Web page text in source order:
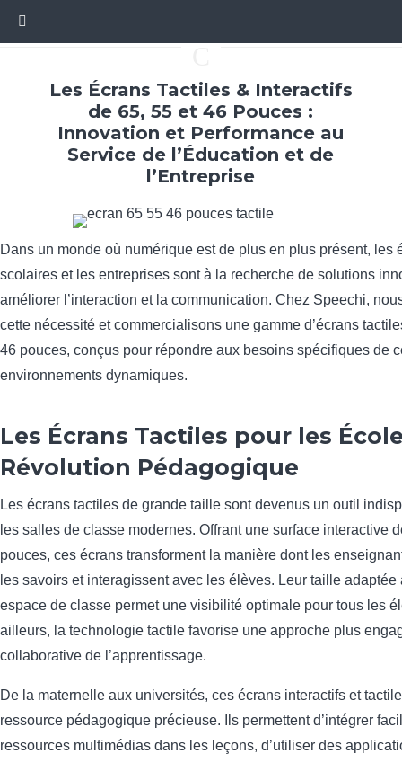
Les Écrans Tactiles & Interactifs
de 65, 55 et 46 Pouces :
Innovation et Performance au
Service de l’Éducation et de
l’Entreprise
Dans un monde où numérique est de plus en plus présent, les
scolaires et les entreprises sont à la recherche de solutions
améliorer l’interaction et la communication. Chez Speechi,
cette nécessité et commercialisons une gamme d’écrans
46 pouces, conçus pour répondre aux besoins spécifiques de
environnements dynamiques.
Les Écrans Tactiles pour les
Révolution Pédagogique
Les écrans tactiles de grande taille sont devenus un outil
les salles de classe modernes. Offrant une surface interactive
pouces, ces écrans transforment la manière dont les
les savoirs et interagissent avec les élèves. Leur taille adaptée
espace de classe permet une visibilité optimale pour tous les
ailleurs, la technologie tactile favorise une approche plus
collaborative de l’apprentissage.
De la maternelle aux universités, ces écrans interactifs et
ressource pédagogique précieuse. Ils permettent d’intégrer
ressources multimédias dans les leçons, d’utiliser des